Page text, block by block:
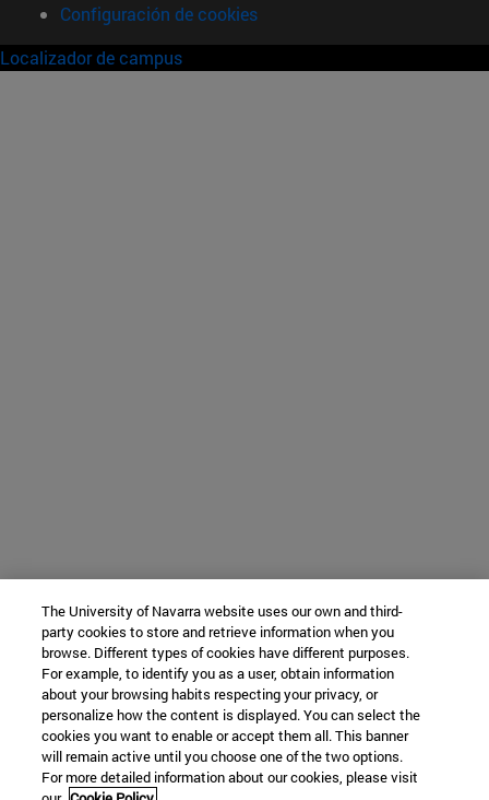
Configuración de cookies
Localizador de campus
The University of Navarra website uses our own and third-
party cookies to store and retrieve information when you
browse. Different types of cookies have different purposes.
For example, to identify you as a user, obtain information
about your browsing habits respecting your privacy, or
personalize how the content is displayed. You can select the
cookies you want to enable or accept them all. This banner
will remain active until you choose one of the two options.
For more detailed information about our cookies, please visit